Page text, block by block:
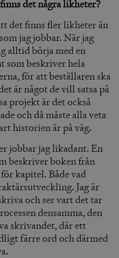
det några likheter?
det finns fler likheter än
jag jobbar. När jag
alltid börja med en
som beskriver hela
för att beställaren ska
är något de vill satsa på
projekt är det också
och då måste alla veta
historien är på väg.
jobbar jag likadant. En
beskriver boken från
kapitel. Både vad
Jag är
och ser vart det tar
densamma, den
skrivandet, där ett
färre ord och därmed